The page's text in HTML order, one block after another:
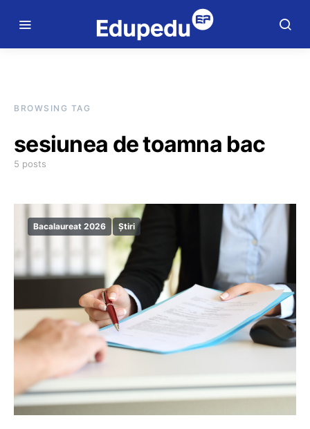
BROWSING TAG
sesiunea de toamna bac
5 posts
Bacalaureat 2026 Știri